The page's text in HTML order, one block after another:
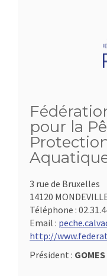
pour la
3 rue de Bruxelles
14120
Téléphone :
Email :
http://
Président :